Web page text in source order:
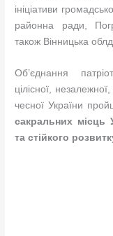
ініціативи
районна ради,
також Вінницька
Об’єднання
цілісної,
чесної України
сакральних місць
та стійкого